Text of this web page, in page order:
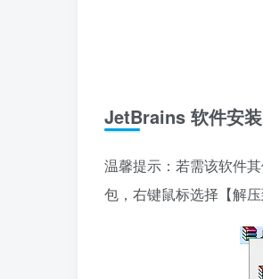
JetBrains 软件安
温馨提示：若需该软件
包，右键鼠标选择【解压